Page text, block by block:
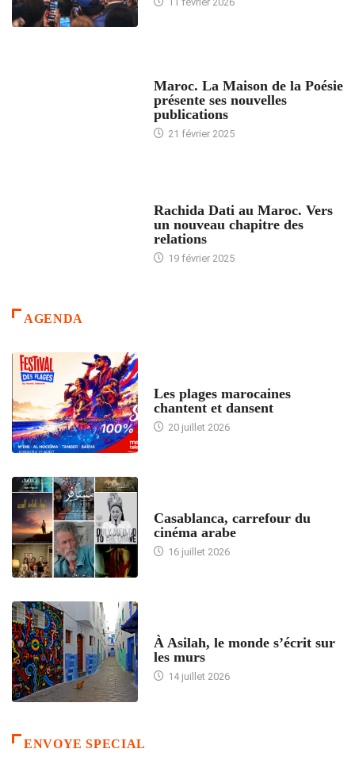
Maroc. La Maison de la Poésie
présente ses nouvelles
publications
21 février 2025
Rachida Dati au Maroc. Vers
un nouveau chapitre des
relations
19 février 2025
AGENDA
Les plages marocaines
chantent et dansent
20 juillet 2026
Casablanca, carrefour du
cinéma arabe
16 juillet 2026
À Asilah, le monde s’écrit sur
les murs
14 juillet 2026
ENVOYE SPECIAL